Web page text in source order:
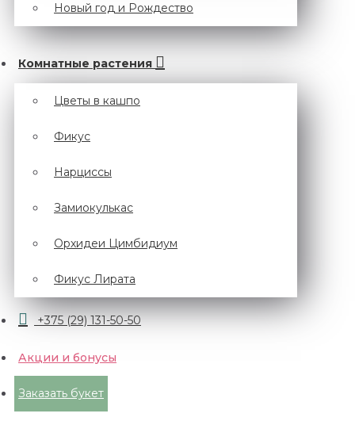
Новый год и Рождество
Комнатные растения
Цветы в кашпо
Фикус
Нарциссы
Замиокулькас
Орхидеи Цимбидиум
Фикус Лирата
+375 (29) 131-50-50
Акции и бонусы
Заказать букет